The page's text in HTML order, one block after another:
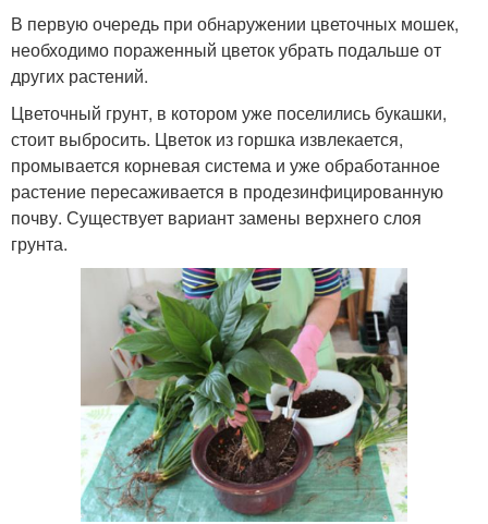
В первую очередь при обнаружении цветочных мошек,
необходимо пораженный цветок убрать подальше от
других растений.
Цветочный грунт, в котором уже поселились букашки,
стоит выбросить. Цветок из горшка извлекается,
промывается корневая система и уже обработанное
растение пересаживается в продезинфицированную
почву. Существует вариант замены верхнего слоя
грунта.